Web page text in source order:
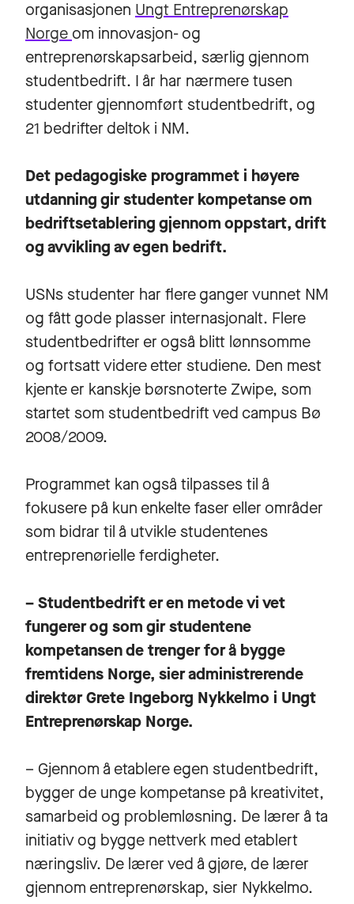
organisasjonen Ungt Entreprenørskap
Norge om innovasjon- og
entreprenørskapsarbeid, særlig gjennom
studentbedrift. I år har nærmere tusen
studenter gjennomført studentbedrift, og
21 bedrifter deltok i NM.
Det pedagogiske programmet i høyere
utdanning gir studenter kompetanse om
bedriftsetablering gjennom oppstart, drift
og avvikling av egen bedrift.
USNs studenter har flere ganger vunnet NM
og fått gode plasser internasjonalt. Flere
studentbedrifter er også blitt lønnsomme
og fortsatt videre etter studiene. Den mest
kjente er kanskje børsnoterte Zwipe, som
startet som studentbedrift ved campus Bø
2008/2009.
Programmet kan også tilpasses til å
fokusere på kun enkelte faser eller områder
som bidrar til å utvikle studentenes
entreprenørielle ferdigheter.
– Studentbedrift er en metode vi vet
fungerer og som gir studentene
kompetansen de trenger for å bygge
fremtidens Norge, sier administrerende
direktør Grete Ingeborg Nykkelmo i Ungt
Entreprenørskap Norge.
– Gjennom å etablere egen studentbedrift,
bygger de unge kompetanse på kreativitet,
samarbeid og problemløsning. De lærer å ta
initiativ og bygge nettverk med etablert
næringsliv. De lærer ved å gjøre, de lærer
gjennom entreprenørskap, sier Nykkelmo.